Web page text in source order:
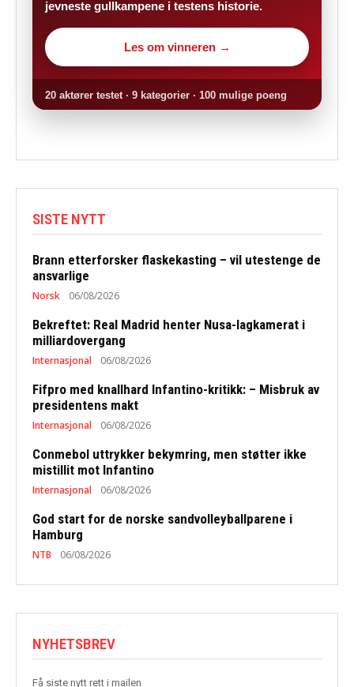
jevneste gullkampene i testens historie.
Les om vinneren →
20 aktører testet · 9 kategorier · 100 mulige poeng
SISTE NYTT
Brann etterforsker flaskekasting – vil utestenge de
ansvarlige
Norsk 06/08/2026
Bekreftet: Real Madrid henter Nusa-lagkamerat i
milliardovergang
Internasjonal 06/08/2026
Fifpro med knallhard Infantino-kritikk: – Misbruk av
presidentens makt
Internasjonal 06/08/2026
Conmebol uttrykker bekymring, men støtter ikke
mistillit mot Infantino
Internasjonal 06/08/2026
God start for de norske sandvolleyballparene i
Hamburg
NTB 06/08/2026
NYHETSBREV
Få siste nytt rett i mailen